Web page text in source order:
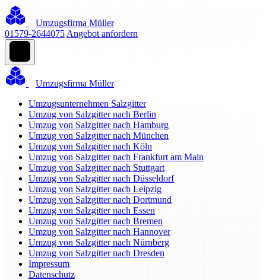
Umzugsfirma Müller
01579-2644075 Angebot anfordern
Umzugsfirma Müller
Umzugsunternehmen Salzgitter
Umzug von Salzgitter nach Berlin
Umzug von Salzgitter nach Hamburg
Umzug von Salzgitter nach München
Umzug von Salzgitter nach Köln
Umzug von Salzgitter nach Frankfurt am Main
Umzug von Salzgitter nach Stuttgart
Umzug von Salzgitter nach Düsseldorf
Umzug von Salzgitter nach Leipzig
Umzug von Salzgitter nach Dortmund
Umzug von Salzgitter nach Essen
Umzug von Salzgitter nach Bremen
Umzug von Salzgitter nach Hannover
Umzug von Salzgitter nach Nürnberg
Umzug von Salzgitter nach Dresden
Impressum
Datenschutz